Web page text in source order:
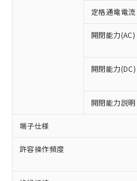
定格通電電流
開閉能力(AC)
開閉能力(DC)
開閉能力説明
端子仕様
許容操作頻度
以下の条件をお読み
ご利用ください。
本サービスは、
商品の当社在庫
(税抜)を提供さ
当社制御機器事
ことをご了承く
在庫状況および
記載している更
タに基づき作成
対応予定なし：EU
非含有に非対応の商
定はありません。
調査・確認中：EU
非含有の対応状況を
非該当品：ライセン
害物質有無と関係の
仕入先様の事情によ
いたものが、含有品
むを得ず変更するこ
鉛(Pb) 1000ppm以下、 水
※1 中国RoHS○×表
「○」：最大均質材
基準値以下であるこ
「×」：最大均質材
基準値を超えている
「－」：未確認です
い合わせください。
*中国RoHS10物質の基準値
当社は、これら
為替および外国
（以下｢規制貨
または国外への
国政府の輸出許